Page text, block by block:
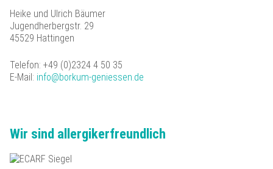
Heike und Ulrich Bäumer
Jugendherbergstr. 29
45529 Hattingen
Telefon: +49 (0)2324 4 50 35
E-Mail: info@borkum-geniessen.de
Wir sind allergikerfreundlich